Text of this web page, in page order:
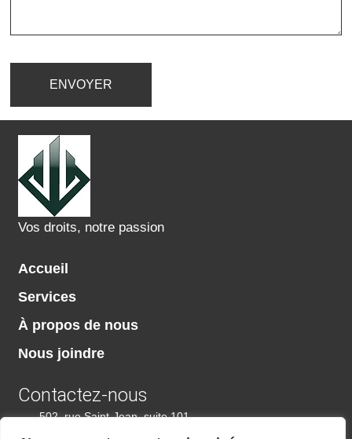
ENVOYER
Vos droits, notre passion
Accueil
Services
À propos de nous
Nous joindre
Contactez-nous
502, rue Saint-Jean, suite 101